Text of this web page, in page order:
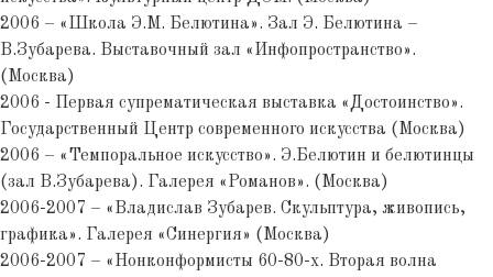
2006 – «Школа Э.М. Белютина». Зал Э. Белютина –
В.Зубарева. Выставочный зал «Инфопространство».
(Москва)
2006 - Первая супрематическая выставка «Достоинство».
Государственный Центр современного искусства (Москва)
2006 – «Темпоральное искусство». Э.Белютин и белютинцы
(зал В.Зубарева). Галерея «Романов». (Москва)
2006-2007 – «Владислав Зубарев. Скульптура, живопись,
графика». Галерея «Синергия» (Москва)
2006-2007 – «Нонконформисты 60-80-х. Вторая волна